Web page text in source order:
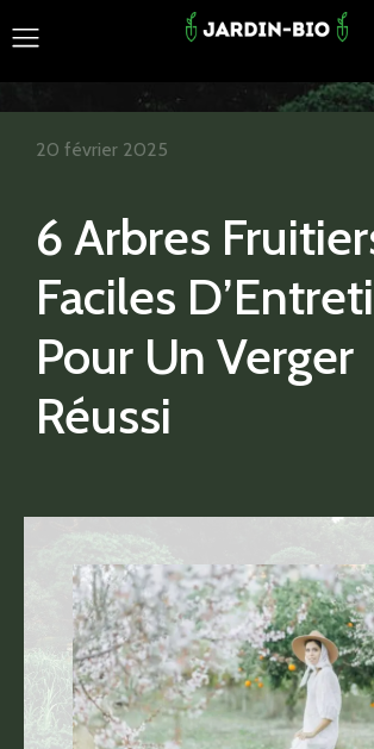
6 Arbres
Faciles
Pour Un Verger
Réussi
20 février 2025